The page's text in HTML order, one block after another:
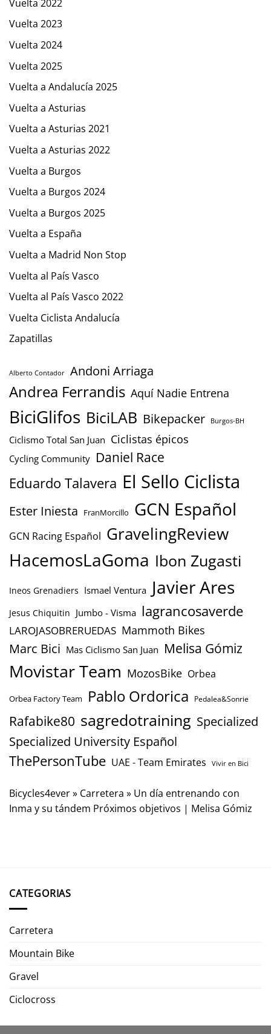
Vuelta 2022
Vuelta 2023
Vuelta 2024
Vuelta 2025
Vuelta a Andalucía 2025
Vuelta a Asturias
Vuelta a Asturias 2021
Vuelta a Asturias 2022
Vuelta a Burgos
Vuelta a Burgos 2024
Vuelta a Burgos 2025
Vuelta a España
Vuelta a Madrid Non Stop
Vuelta al País Vasco
Vuelta al País Vasco 2022
Vuelta Ciclista Andalucía
Zapatillas
Alberto Contador Andoni Arriaga
Andrea Ferrandis Aquí Nadie Entrena
BiciGlifos BiciLAB Bikepacker Burgos-BH
Ciclismo Total San Juan Ciclistas épicos
Cycling Community Daniel Race
Eduardo Talavera El Sello Ciclista
Ester Iniesta FranMorcillo GCN Español
GCN Racing Español GravelingReview
HacemosLaGoma Ibon Zugasti
Ineos Grenadiers Ismael Ventura Javier Ares
Jesus Chiquitin Jumbo - Visma lagrancosaverde
LAROJASOBRERUEDAS Mammoth Bikes
Marc Bici Mas Ciclismo San Juan Melisa Gómiz
Movistar Team MozosBike Orbea
Orbea Factory Team Pablo Ordorica Pedalea&Sonrie
Rafabike80 sagredotraining Specialized
Specialized University Español
ThePersonTube UAE - Team Emirates Vivir en Bici
Bicycles4ever» Carretera » Un día entrenando con
Inma y su tándem Próximos objetivos | Melisa Gómiz
CATEGORIAS
Carretera
Mountain Bike
Gravel
Ciclocross